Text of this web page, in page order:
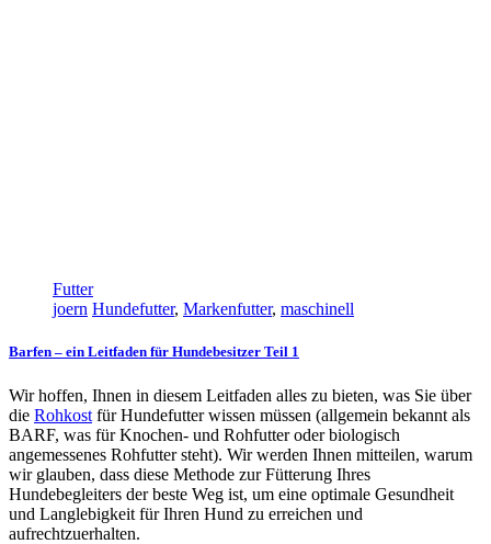
Futter
joern Hundefutter, Markenfutter, maschinell
Barfen – ein Leitfaden für Hundebesitzer Teil 1
Wir hoffen, Ihnen in diesem Leitfaden alles zu bieten, was Sie über
die Rohkost für Hundefutter wissen müssen (allgemein bekannt als
BARF, was für Knochen- und Rohfutter oder biologisch
angemessenes Rohfutter steht). Wir werden Ihnen mitteilen, warum
wir glauben, dass diese Methode zur Fütterung Ihres
Hundebegleiters der beste Weg ist, um eine optimale Gesundheit
und Langlebigkeit für Ihren Hund zu erreichen und
aufrechtzuerhalten.